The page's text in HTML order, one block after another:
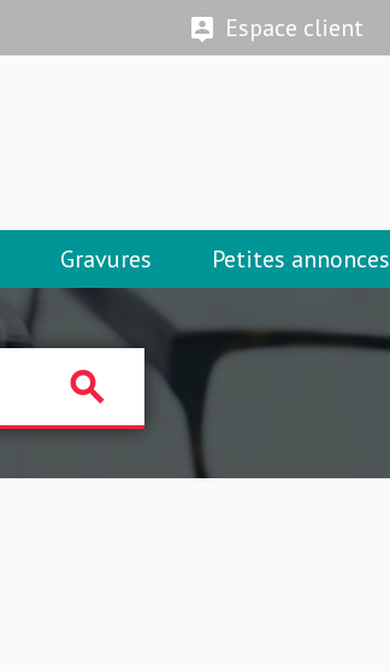
Espace client
Gravures Petites annonces
search